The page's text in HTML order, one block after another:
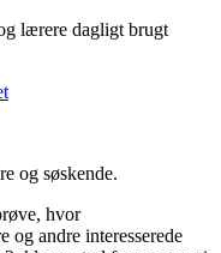
lærere dagligt brugt
og søskende.
hvor
og andre interesserede